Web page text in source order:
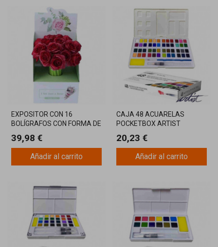
EXPOSITOR CON 16
BOLÍGRAFOS CON FORMA DE
39,98 €
Añadir al carrito
CAJA 48 ACUARELAS
POCKETBOX ARTIST
20,23 €
Añadir al carrito